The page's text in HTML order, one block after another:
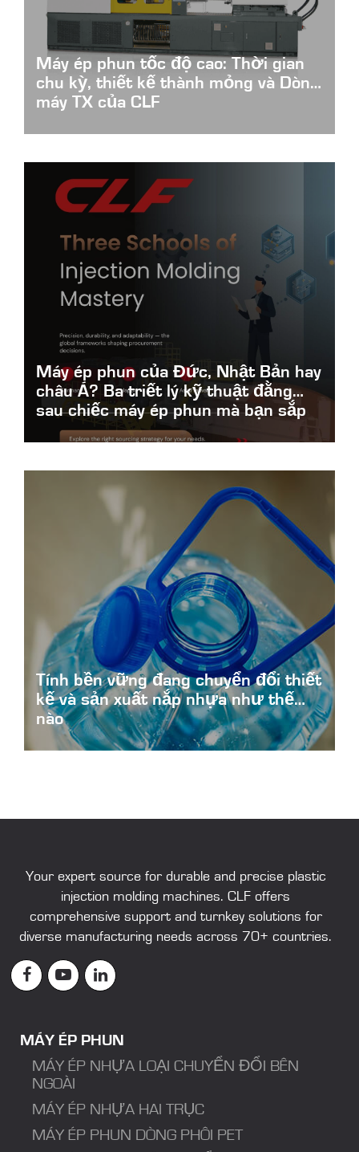
Máy ép phun tốc độ cao: Thời gian
chu kỳ, thiết kế thành mỏng và Dòng
máy TX của CLF
Máy ép phun của Đức, Nhật Bản hay
châu Á? Ba triết lý kỹ thuật đằng
sau chiếc máy ép phun mà bạn sắp
lựa chọn
German-Japanese-or-Asian
Tính bền vững đang chuyển đổi thiết
kế và sản xuất nắp nhựa như thế
nào
plastic-cap-design-and-production
Your expert source for durable and precise plastic
injection molding machines. CLF offers
comprehensive support and turnkey solutions for
diverse manufacturing needs across 70+ countries.
MÁY ÉP PHUN
MÁY ÉP NHỰA LOẠI CHUYỂN ĐỔI BÊN
NGOÀI
MÁY ÉP NHỰA HAI TRỤC
MÁY ÉP PHUN DÒNG PHÔI PET